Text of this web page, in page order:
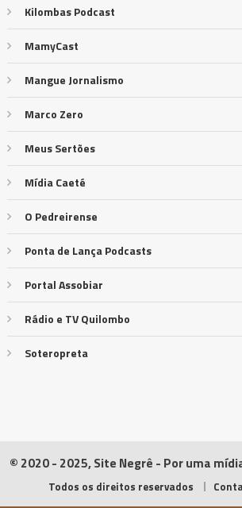
Kilombas Podcast
MamyCast
Mangue Jornalismo
Marco Zero
Meus Sertões
Mídia Caeté
O Pedreirense
Ponta de Lança Podcasts
Portal Assobiar
Rádio e TV Quilombo
Soteropreta
© 2020 - 2025, Site Negrê - Por uma
Todos os direitos reservados